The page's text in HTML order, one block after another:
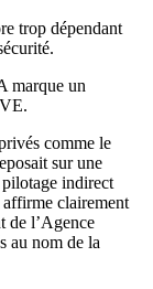
trop dépendant
marque un
comme le
sur une
indirect
clairement
de l’Agence
au nom de la